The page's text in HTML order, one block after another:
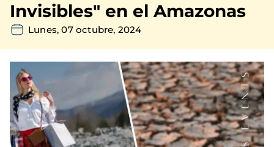
Invisibles" en el Amazonas
Lunes, 07 octubre, 2024